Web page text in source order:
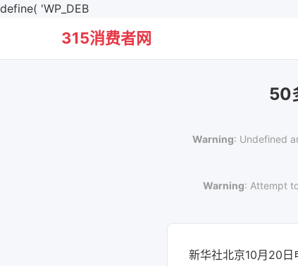
define( 'WP_DEB
315消费者网
50
Warning: Undefined
Warning: Attempt
新华社北京10月20日